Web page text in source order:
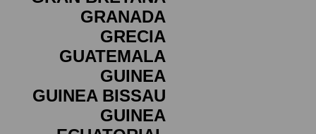
GRANADA
GRECIA
GUATEMALA
GUINEA
GUINEA BISSAU
GUINEA